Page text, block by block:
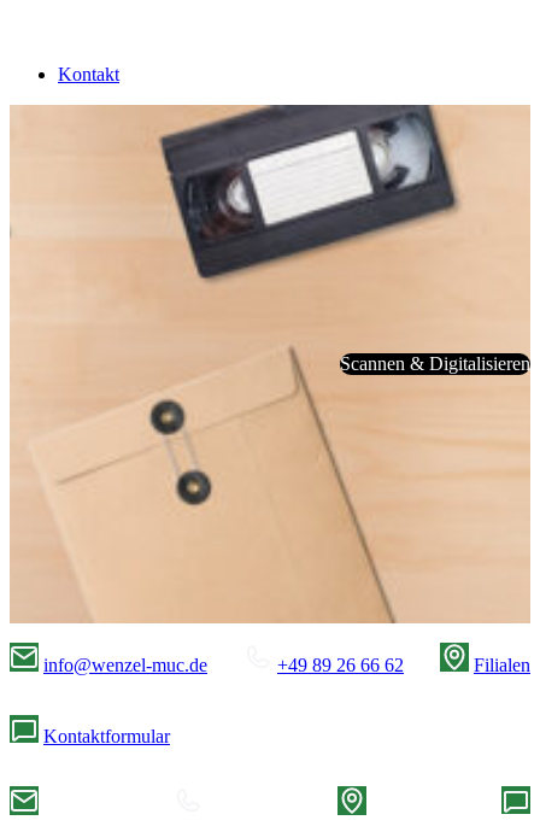
Kontakt
Scannen & Digitalisieren
info@wenzel-muc.de +49 89 26 66 62 Filialen
Kontaktformular